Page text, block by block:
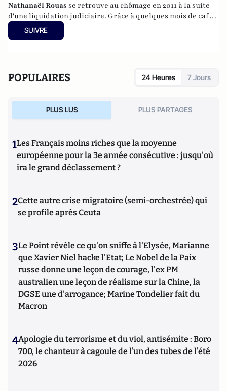
Nathanaël Rouas se retrouve au chômage en 2011 à la suite
d'une liquidation judiciaire. Grâce à quelques mois de cafés
pris en terrasse à 15 heures en semaine et à une déformation
professionnelle qui le pousse à analyser la population qui
SUIVRE
POPULAIRES 24 Heures 7 Jours
PLUS LUS PLUS PARTAGES
1Les Français moins riches que la moyenne
européenne pour la 3e année consécutive : jusqu'où
ira le grand déclassement ?
2Cette autre crise migratoire (semi-orchestrée) qui
se profile après Ceuta
3Le Point révèle ce qu'on sniffe à l'Elysée, Marianne
que Xavier Niel hacke l'Etat; Le Nobel de la Paix
russe donne une leçon de courage, l'ex PM
australien une leçon de réalisme sur la Chine, la
DGSE une d'arrogance; Marine Tondelier fait du
Macron
4Apologie du terrorisme et du viol, antisémite : Boro
700, le chanteur à cagoule de l’un des tubes de l’été
2026